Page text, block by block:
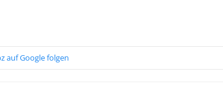
auf Google folgen